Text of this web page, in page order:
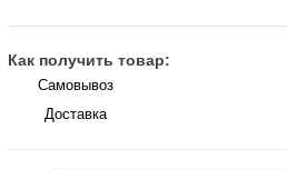
Как получить товар:
Самовывоз
Доставка